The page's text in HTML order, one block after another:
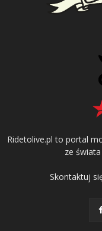
Ridetolive.pl to portal
ze
Skontaktuj